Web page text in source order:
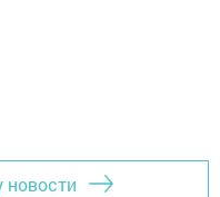
новости